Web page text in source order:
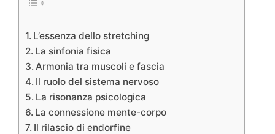
L’essenza dello stretching
La sinfonia fisica
Armonia tra muscoli e fascia
Il ruolo del sistema nervoso
La risonanza psicologica
La connessione mente-corpo
Il rilascio di endorfine